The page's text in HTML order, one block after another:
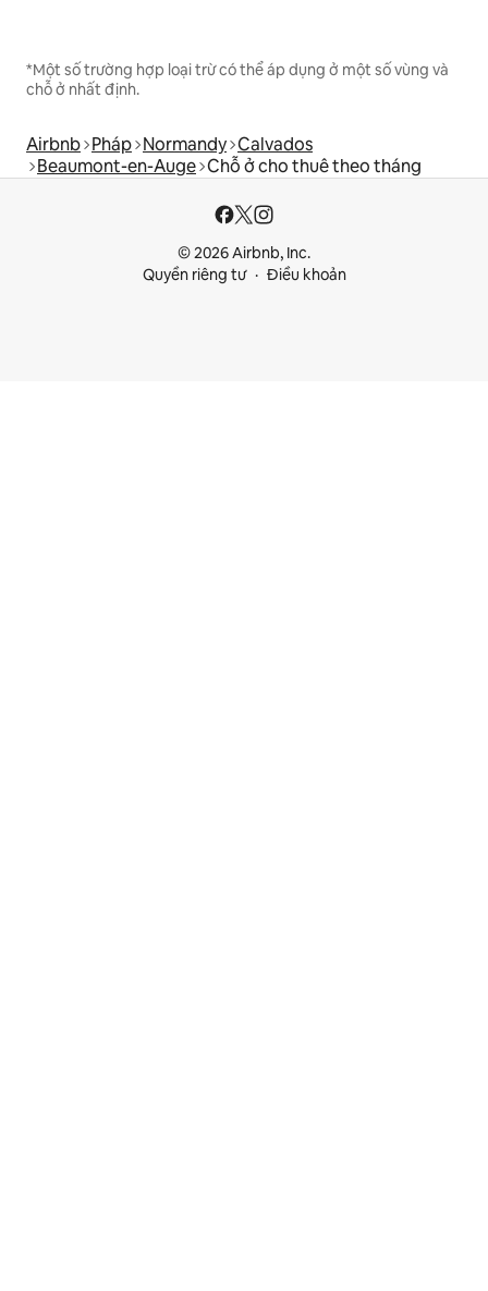
*Một số trường hợp loại trừ có thể áp dụng ở một số vùng và
chỗ ở nhất định.
Airbnb Pháp Normandy Calvados
Beaumont-en-Auge Chỗ ở cho thuê theo tháng
© 2026 Airbnb, Inc.
Quyền riêng tư
Điều khoản